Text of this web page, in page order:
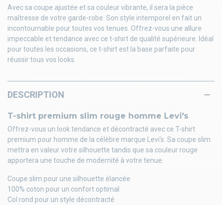
Avec sa coupe ajustée et sa couleur vibrante, il sera la pièce
maîtresse de votre garde-robe. Son style intemporel en fait un
incontournable pour toutes vos tenues. Offrez-vous une allure
impeccable et tendance avec ce t-shirt de qualité supérieure. Idéal
pour toutes les occasions, ce t-shirt est la base parfaite pour
réussir tous vos looks.
DESCRIPTION
T-shirt premium slim rouge homme Levi's
Offrez-vous un look tendance et décontracté avec ce T-shirt
premium pour homme de la célèbre marque Levi's. Sa coupe slim
mettra en valeur votre silhouette tandis que sa couleur rouge
apportera une touche de modernité à votre tenue.
Coupe slim pour une silhouette élancée
100% coton pour un confort optimal
Col rond pour un style décontracté